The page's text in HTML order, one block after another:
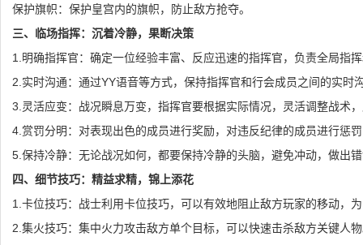
保护旗帜：保护皇宫内的旗帜，防止敌方抢夺。
三、临场指挥：沉着冷静，果断决策
1.明确指挥官：确定一位经验丰富、反应迅速的指挥官，负责全局指
2.实时沟通：通过YY语音等方式，保持指挥官和行会成员之间的实时
3.灵活应变：战况瞬息万变，指挥官要根据实际情况，灵活调整战术
4.赏罚分明：对表现出色的成员进行奖励，对违反纪律的成员进行惩
5.保持冷静：无论战况如何，都要保持冷静的头脑，避免冲动，做出
四、细节技巧：精益求精，锦上添花
1.卡位技巧：战士利用卡位技巧，可以有效地阻止敌方玩家的移动，
2.集火技巧：集中火力攻击敌方单个目标，可以快速击杀敌方关键人